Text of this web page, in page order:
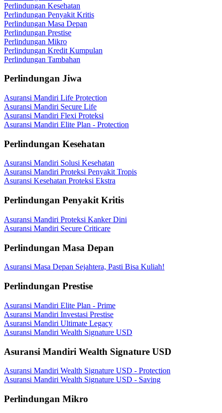
Perlindungan Kesehatan
Perlindungan Penyakit Kritis
Perlindungan Masa Depan
Perlindungan Prestise
Perlindungan Mikro
Perlindungan Kredit Kumpulan
Perlindungan Tambahan
Perlindungan Jiwa
Asuransi Mandiri Life Protection
Asuransi Mandiri Secure Life
Asuransi Mandiri Flexi Proteksi
Asuransi Mandiri Elite Plan - Protection
Perlindungan Kesehatan
Asuransi Mandiri Solusi Kesehatan
Asuransi Mandiri Proteksi Penyakit Tropis
Asuransi Kesehatan Proteksi Ekstra
Perlindungan Penyakit Kritis
Asuransi Mandiri Proteksi Kanker Dini
Asuransi Mandiri Secure Criticare
Perlindungan Masa Depan
Asuransi Masa Depan Sejahtera, Pasti Bisa Kuliah!
Perlindungan Prestise
Asuransi Mandiri Elite Plan - Prime
Asuransi Mandiri Investasi Prestise
Asuransi Mandiri Ultimate Legacy
Asuransi Mandiri Wealth Signature USD
Asuransi Mandiri Wealth Signature USD
Asuransi Mandiri Wealth Signature USD - Protection
Asuransi Mandiri Wealth Signature USD - Saving
Perlindungan Mikro